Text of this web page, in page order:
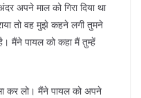
अपने माल को गिरा दिया था
तो वह मुझे कहने लगी तुमने
मैंने पायल को कहा मैं तुम्हें
कर लो। मैंने पायल को अपने